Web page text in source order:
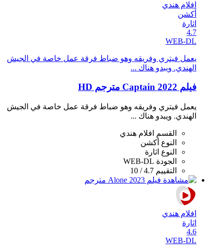
افلام هندي
أكشن
اثارة
4.7
WEB-DL
يعمل فيتري وفريقه وهو ضباط فرقة عمل خاصة في الجيش
الهندي. ويبدو هناك ...
فيلم Captain 2022 مترجم HD
يعمل فيتري وفريقه وهو ضباط فرقة عمل خاصة في الجيش
الهندي. ويبدو هناك ...
القسم
افلام هندي
النوع أكشن
النوع اثارة
الجودة WEB-DL
التقييم 4.7 / 10
افلام هندي
اثارة
4.6
WEB-DL